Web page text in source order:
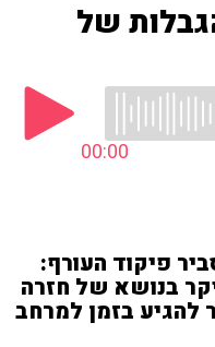
של
00:00
פיקוד העורף:
בנושא של חזרה
להגיע בזמן למרחב